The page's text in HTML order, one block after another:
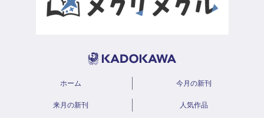
ホーム 今月の新刊
来月の新刊 人気作品